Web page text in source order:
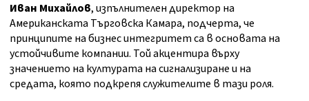
Иван Михайлов, изпълнителен директор на
Американската Търговска Камара, подчерта, че
принципите на бизнес интегритет са в основата на
устойчивите компании. Той акцентира върху
значението на културата на сигнализиране и на
средата, която подкрепя служителите в тази роля.